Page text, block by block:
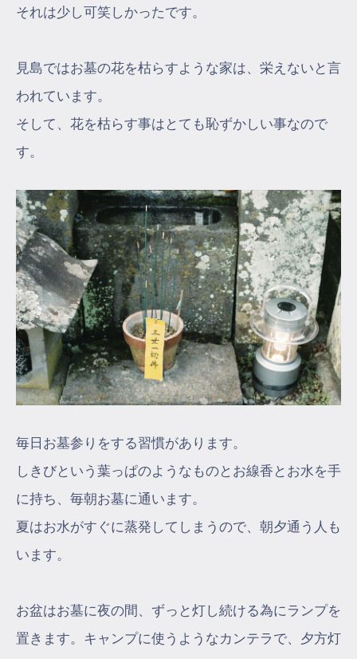
それは少し可笑しかったです。
見島ではお墓の花を枯らすような家は、栄えないと言
われています。
そして、花を枯らす事はとても恥ずかしい事なので
す。
毎日お墓参りをする習慣があります。
しきびという葉っぱのようなものとお線香とお水を手
に持ち、毎朝お墓に通います。
夏はお水がすぐに蒸発してしまうので、朝夕通う人も
います。
お盆はお墓に夜の間、ずっと灯し続ける為にランプを
置きます。キャンプに使うようなカンテラで、夕方灯